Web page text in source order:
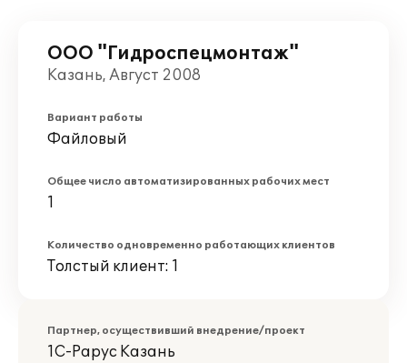
ООО "Гидроспецмонтаж"
Казань, Август 2008
Вариант работы
Файловый
Общее число автоматизированных рабочих мест
1
Количество одновременно работающих клиентов
Толстый клиент: 1
Партнер, осуществивший внедрение/проект
1С-Рарус Казань